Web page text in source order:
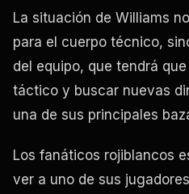
La situación de Williams
para el cuerpo técnico,
del equipo, que tendrá
táctico y buscar nuevas
una de sus principales
Los fanáticos rojiblancos
ver a uno de sus